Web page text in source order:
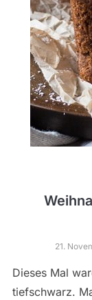
21.
Dieses Mal
tiefschwarz.